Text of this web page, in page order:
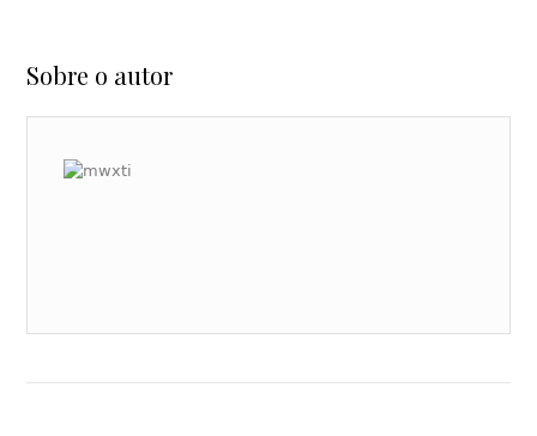
Sobre o autor